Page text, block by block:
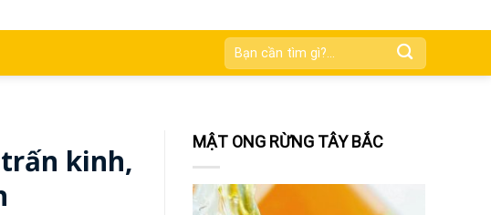
Tìm
kiếm:
MẬT ONG RỪNG TÂY BẮC
trấn kinh,